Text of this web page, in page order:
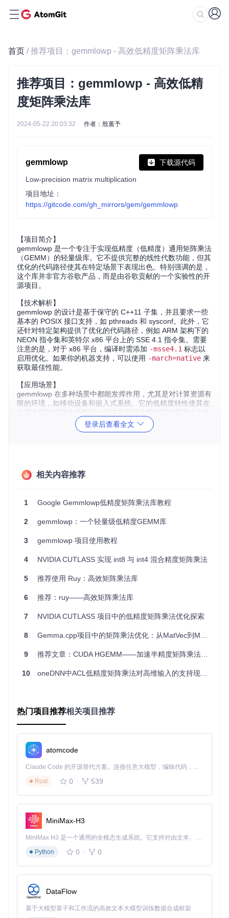
首页 / 推荐项目：gemmlowp - 高效低精度矩阵乘法库
推荐项目：gemmlowp - 高效低精
度矩阵乘法库
2024-05-22 20:03:32 作者：殷蕙予
gemmlowp 下载源代码
Low-precision matrix multiplication
项目地址：
https://gitcode.com/gh_mirrors/gem/gemmlowp
【项目简介】
gemmlowp 是一个专注于实现低精度（低精度）通用矩阵乘法
（GEMM）的轻量级库。它不提供完整的线性代数功能，但其
优化的代码路径使其在特定场景下表现出色。特别强调的是，
这个库并非官方谷歌产品，而是由谷歌贡献的一个实验性的开
源项目。
【技术解析】
gemmlowp 的设计是基于保守的 C++11 子集，并且要求一些
基本的 POSIX 接口支持，如 pthreads 和 sysconf。此外，它
还针对特定架构提供了优化的代码路径，例如 ARM 架构下的
NEON 指令集和英特尔 x86 平台上的 SSE 4.1 指令集。需要
注意的是，对于 x86 平台，编译时需添加 -msse4.1 标志以
启用优化。如果你的机器支持，可以使用 -march=native 来
获取最佳性能。
【应用场景】
gemmlowp 在多种场景中都能发挥作用，尤其是对计算资源有
限的环境，如移动设备和嵌入式系统。它的低精度特性使其在
存带宽需求，从而降低功耗。例如，在图像识别、语音识别或
自然语言处理等应用中的快速前向传播计算。
的线性代数库。
高度可移植性：兼容各种平台和架构，有针对特定硬件的
易于构建
：只需简单的编译选项即可得到高性能版本，支
持手动编译和 Bazel 建立工作流。
量和性能表现。
gemmlowp 不只是一个库，更是一种低精度计算解决方案，适
压力的开发者。如果你在寻找一个既快又节能的矩阵计算方
案，gemmlowp 定会成为你的得力助手。加入 gemmlowp 社
区的讨论，了解更多关于开发和使用的细节吧！
gemmlowp 下载源代码
Low-precision matrix multiplication
登录后查看全文
相关内容推荐
1 Google Gemmlowp低精度矩阵乘法库教程
2 gemmlowp：一个轻量级低精度GEMM库
3 gemmlowp 项目使用教程
4 NVIDIA CUTLASS 实现 int8 与 int4 混合精度矩阵乘法
5 推荐使用 Ruy：高效矩阵乘法库
6 推荐：ruy——高效矩阵乘法库
7 NVIDIA CUTLASS 项目中的低精度矩阵乘法优化探索
8 Gemma.cpp项目中的矩阵乘法优化：从MatVec到MatMul的演进
9 推荐文章：CUDA HGEMM——加速半精度矩阵乘法的利器
10 oneDNN中ACL低精度矩阵乘法对高维输入的支持现状分析
热门项目推荐相关项目推荐
atomcode
Claude Code 的开源替代方案。连接任意大模型，编辑代码，运行命令，自动验证 — 全自动执行。用 Rust 构建，极致性能。 ｜ An open-source alternative to Claude Code. Connect any LLM, edit code, run commands, and verify changes — autonomously. Built in Rust for speed. Get Started
Rust
0 539
MiniMax-H3
MiniMax H3 是一个通用的全模态生成系统。它支持对由文本、图像、视频和音频组成的多模态上下文进行统一理解，并能生成分辨率高达 2K、时长可达 15 秒的带原生立体声音频的视频。得益于面向任务泛化的系统设计，H3 在预训练阶段就已具备广泛的多模态上下文理解与生成能力，能够出色地执行复杂的多模态指令。
Python
0 0
DataFlow
基于大模型算子和工作流的高效文本大模型训练数据合成框架